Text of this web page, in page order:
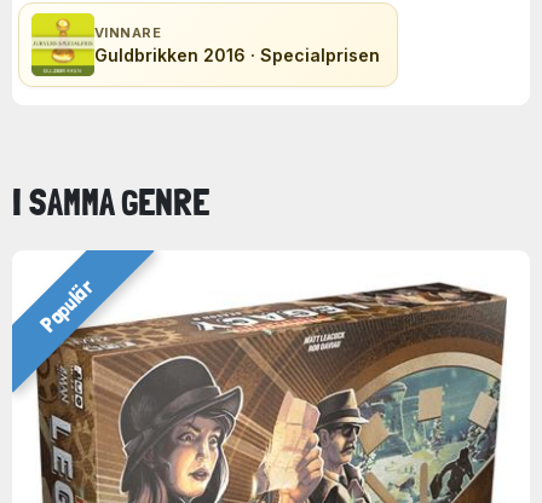
VINNARE
Guldbrikken 2016 · Specialprisen
I SAMMA GENRE
Populär